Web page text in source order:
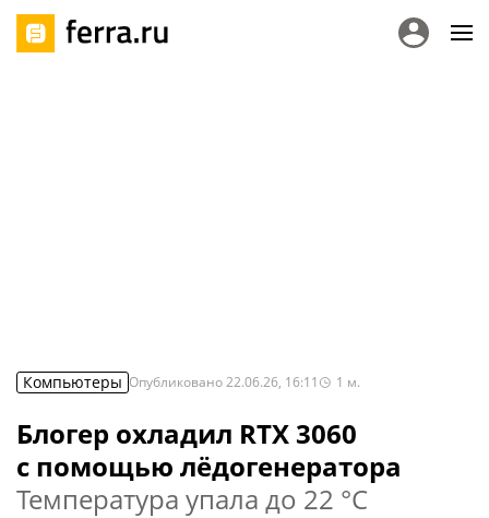
Компьютеры Опубликовано22.06.26, 16:11 1 м.
Блогер охладил RTX 3060
с помощью лёдогенератора
Температура упала до 22 °C